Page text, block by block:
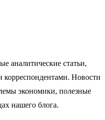
аналитические статьи,
Новости
экономики, полезные
нашего блога.